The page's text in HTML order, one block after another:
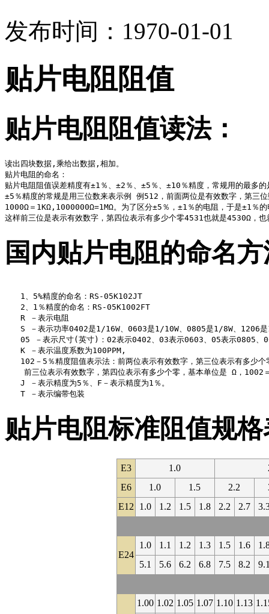
发布时间：1970-01-01
贴片电阻阻值
贴片电阻阻值读法：
读出四块数据,乘给出数据,相加。
贴片电阻的命名：
贴片电阻阻值误差精度有±1％、±2％、±5％、±10％精度，常规用的最多
±5％精度的常规是用三位数来表示例 例512，前面两位是有效数字，第三
1000Ω＝1KΩ,1000000Ω=1MΩ。为了区分±5％，±1％的电阻，于是±1％
国内贴片电阻的命名
1、5%精度的命名：RS-05K102JT
2、1％精度的命名：RS-05K1002FT
R －表示电阻
S －表示功率0402是1/16W、0603是1/10W、0805是1/8W、1206
05 －表示尺寸(英寸)：02表示0402、03表示0603、05表示0805、
K －表示温度系数为100PPM,
102－5％精度阻值表示法：前两位表示有效数字，第三位表示有多少
前三位表示有效数字，第四位表示有多少个零，基本单位是 Ω，
J －表示精度为5％、F－表示精度为1％。
贴片电阻标准阻值规格
E3 1.0
E6
1.0 1.5 2.2
E12
1.0 1.2 1.5 1.8 2.2 2.7
E24
1.0 1.1 1.2 1.3 1.5 1.6
5.1
5.6 6.2 6.8 7.5 8.2
1.00 1.02 1.05 1.07 1.10 1.13